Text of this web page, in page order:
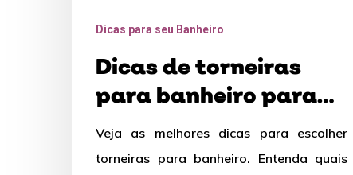
Dicas para seu Banheiro
Dicas de torneiras
para banheiro para
ler antes de escolher
a sua
Veja as melhores dicas para escolher
torneiras para banheiro. Entenda quais